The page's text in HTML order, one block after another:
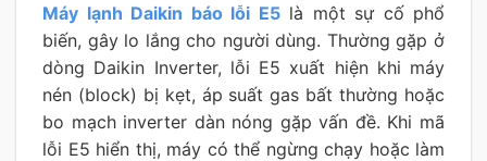
Máy lạnh Daikin báo lỗi E5là một sự cố phổ
biến, gây lo lắng cho người dùng. Thường gặp ở
dòng Daikin Inverter, lỗi E5 xuất hiện khi máy
nén (block) bị kẹt, áp suất gas bất thường hoặc
bo mạch inverter dàn nóng gặp vấn đề. Khi mã
lỗi E5 hiển thị, máy có thể ngừng chạy hoặc làm